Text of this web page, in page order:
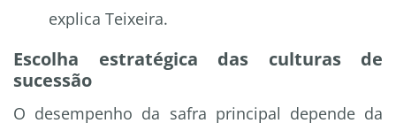
explica Teixeira.
Escolha estratégica das culturas de
sucessão
O desempenho da safra principal depende da